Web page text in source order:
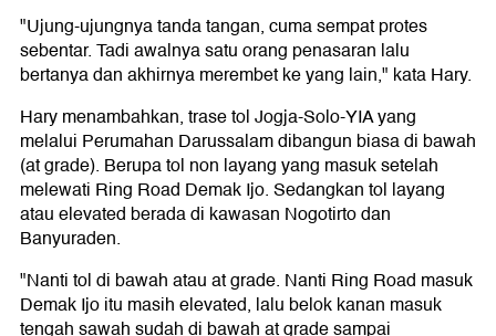
"Ujung-ujungnya tanda tangan, cuma sempat protes
sebentar. Tadi awalnya satu orang penasaran lalu
bertanya dan akhirnya merembet ke yang lain," kata Hary.
Hary menambahkan, trase tol Jogja-Solo-YIA yang
melalui Perumahan Darussalam dibangun biasa di bawah
(at grade). Berupa tol non layang yang masuk setelah
melewati Ring Road Demak Ijo. Sedangkan tol layang
atau elevated berada di kawasan Nogotirto dan
Banyuraden.
"Nanti tol di bawah atau at grade. Nanti Ring Road masuk
Demak Ijo itu masih elevated, lalu belok kanan masuk
tengah sawah sudah di bawah at grade sampai